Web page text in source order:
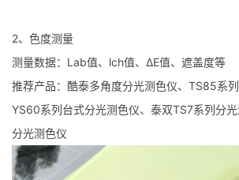
2、色度测量
测量数据：Lab值、lch值、ΔE值、遮盖度等
推荐产品：酷泰多角度分光测色仪、TS85系列
YS60系列台式分光测色仪、泰双TS7系列分
分光测色仪